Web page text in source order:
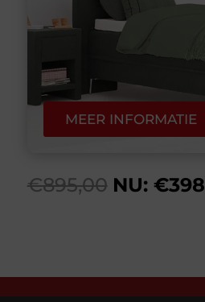
MEER INFORMATIE
€895,00 NU: €398